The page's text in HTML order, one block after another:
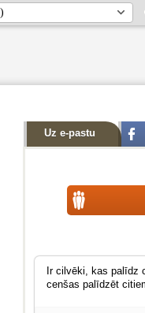
Uz e-pastu
Ir cilvēki, kas palīdz
cenšas palīdzēt